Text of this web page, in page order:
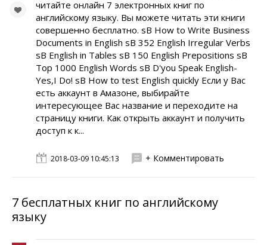
читайте онлайн 7 электронных книг по
английскому языку. Вы можете читать эти книги
совершенно бесплатно. sB How to Write Business
Documents in English sB 352 English Irregular Verbs
sB English in Tables sB 150 English Prepositions sB
Top 1000 English Words sB D'you Speak English-
Yes,I Do! sB How to test English quickly Если у Вас
есть аккаунт в Амазоне, выбирайте
интересующее Вас название и переходите на
страницу книги. Как открыть аккаунт и получить
доступ к к...
2018-03-09 10:45:13 + Комментировать
7 бесплатных книг по английскому
языку